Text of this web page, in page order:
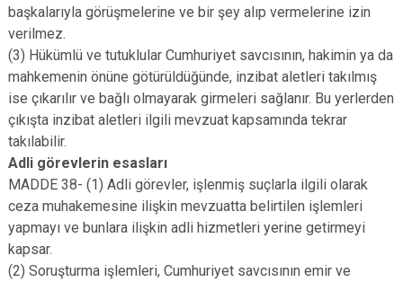
başkalarıyla görüşmelerine ve bir şey alıp vermelerine izin
verilmez.
(3) Hükümlü ve tutuklular Cumhuriyet savcısının, hakimin ya da
mahkemenin önüne götürüldüğünde, inzibat aletleri takılmış
ise çıkarılır ve bağlı olmayarak girmeleri sağlanır. Bu yerlerden
çıkışta inzibat aletleri ilgili mevzuat kapsamında tekrar
takılabilir.
Adli görevlerin esasları
MADDE 38- (1) Adli görevler, işlenmiş suçlarla ilgili olarak
ceza muhakemesine ilişkin mevzuatta belirtilen işlemleri
yapmayı ve bunlara ilişkin adli hizmetleri yerine getirmeyi
kapsar.
(2) Soruşturma işlemleri, Cumhuriyet savcısının emir ve